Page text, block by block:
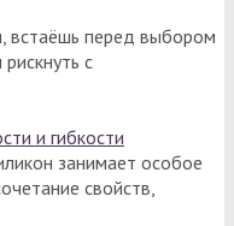
встаёшь перед выбором
с
и гибкости
занимает особое
свойств,